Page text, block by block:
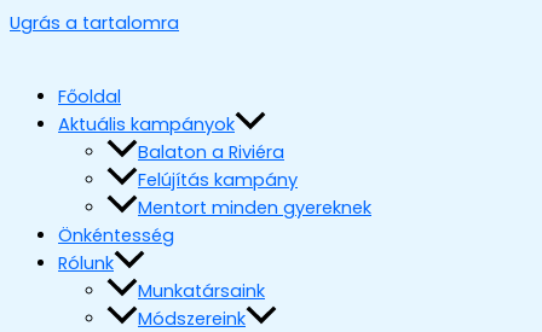
Ugrás a tartalomra
Főoldal
Aktuális kampányok
Balaton a Riviéra
Felújítás kampány
Mentort minden gyereknek
Önkéntesség
Rólunk
Munkatársaink
Módszereink